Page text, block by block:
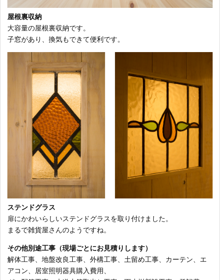
屋根裏収納
大容量の屋根裏収納です。
子窓があり、換気もできて便利です。
ステンドグラス
扉にかわいらしいステンドグラスを取り付けました。
まるで雑貨屋さんのようですね。
その他別途工事（現場ごとにお見積りします）
解体工事、地盤改良工事、外構工事、土留め工事、カーテン、エ
アコン、居室照明器具購入費用、